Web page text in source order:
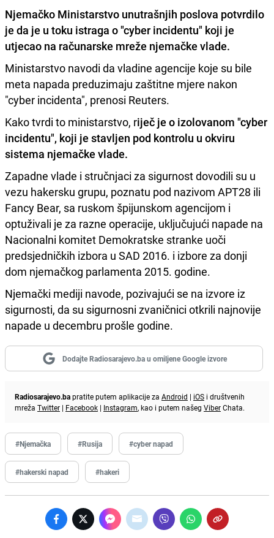
Njemačko Ministarstvo unutrašnjih poslova potvrdilo
je da je u toku istraga o "cyber incidentu" koji je
utjecao na računarske mreže njemačke vlade.
Ministarstvo navodi da vladine agencije koje su bile
meta napada preduzimaju zaštitne mjere nakon
"cyber incidenta", prenosi Reuters.
Kako tvrdi to ministarstvo, riječ je o izolovanom "cyber
incidentu", koji je stavljen pod kontrolu u okviru
sistema njemačke vlade.
Zapadne vlade i stručnjaci za sigurnost dovodili su u
vezu hakersku grupu, poznatu pod nazivom APT28 ili
Fancy Bear, sa ruskom špijunskom agencijom i
optuživali je za razne operacije, uključujući napade na
Nacionalni komitet Demokratske stranke uoči
predsjedničkih izbora u SAD 2016. i izbore za donji
dom njemačkog parlamenta 2015. godine.
Njemački mediji navode, pozivajući se na izvore iz
sigurnosti, da su sigurnosni zvaničnici otkrili najnovije
napade u decembru prošle godine.
Dodajte Radiosarajevo.ba u omiljene Google izvore
Radiosarajevo.bapratite putem aplikacije za Android | iOS i društvenih
mreža Twitter | Facebook | Instagram, kao i putem našeg ViberChata.
#Njemačka #Rusija #cyber napad
#hakerski napad #hakeri